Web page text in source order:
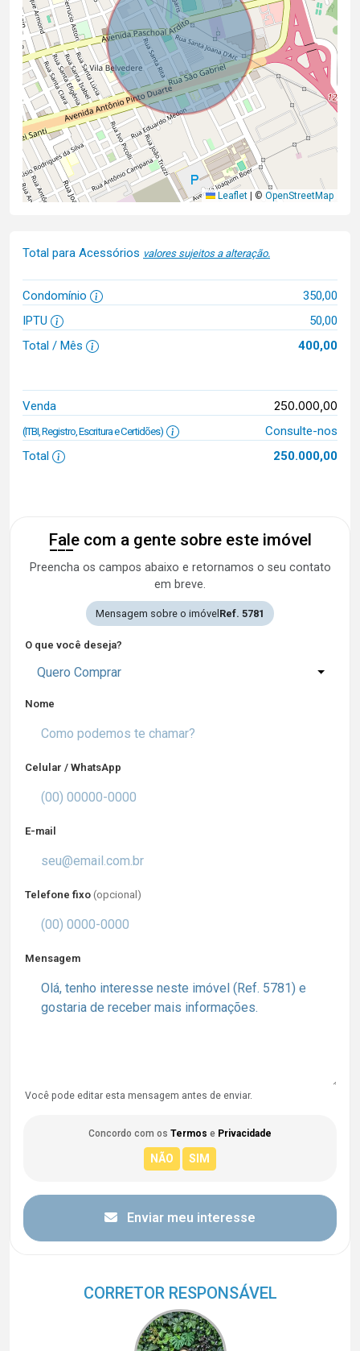
Leaflet © OpenStreetMap
Total para Acessórios valores sujeitos a alteração.
Condomínio
350,00
IPTU
50,00
Total / Mês
400,00
Venda 250.000,00
(ITBI, Registro, Escritura e Certidões)
Consulte-nos
Total
250.000,00
Fale com a gente sobre este imóvel
Preencha os campos abaixo e retornamos o seu contato
em breve.
Mensagem sobre o imóvel Ref. 5781
O que você deseja?
Quero Comprar
Nome
Celular / WhatsApp
E-mail
Telefone fixo (opcional)
Mensagem
Você pode editar esta mensagem antes de enviar.
Concordo com os Termos e Privacidade
Enviar meu interesse
CORRETOR RESPONSÁVEL